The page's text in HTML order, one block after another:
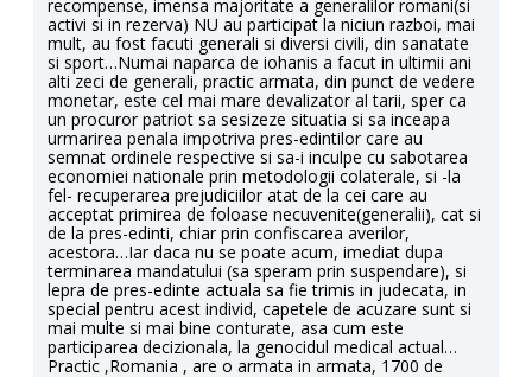
recompense, imensa majoritate a generalilor romani(si
activi si in rezerva) NU au participat la niciun razboi, mai
mult, au fost facuti generali si diversi civili, din sanatate
si sport…Numai naparca de iohanis a facut in ultimii ani
alti zeci de generali, practic armata, din punct de vedere
monetar, este cel mai mare devalizator al tarii, sper ca
un procuror patriot sa sesizeze situatia si sa inceapa
urmarirea penala impotriva pres-edintilor care au
semnat ordinele respective si sa-i inculpe cu sabotarea
economiei nationale prin metodologii colaterale, si -la
fel- recuperarea prejudiciilor atat de la cei care au
acceptat primirea de foloase necuvenite(generalii), cat si
de la pres-edinti, chiar prin confiscarea averilor,
acestora…Iar daca nu se poate acum, imediat dupa
terminarea mandatului (sa speram prin suspendare), si
lepra de pres-edinte actuala sa fie trimis in judecata, in
special pentru acest individ, capetele de acuzare sunt si
mai multe si mai bine conturate, asa cum este
participarea decizionala, la genocidul medical actual…
Practic ,Romania , are o armata in armata, 1700 de